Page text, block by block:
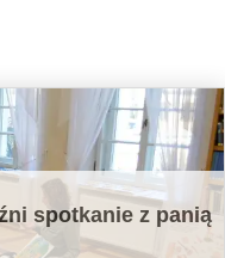
spotkanie z panią